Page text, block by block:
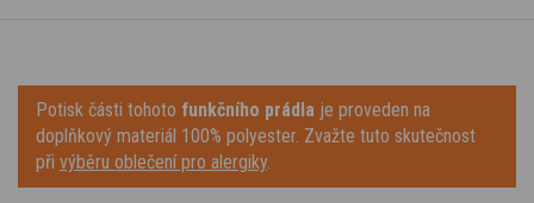
Potisk části tohoto funkčního prádla je proveden na
doplňkový materiál 100% polyester. Zvažte tuto skutečnost
při výběru oblečení pro alergiky.